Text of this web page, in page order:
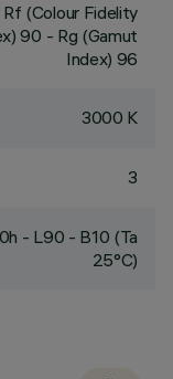
Rf (Colour Fidelity
90 - Rg (Gamut
Index) 96
3000 K
3
- L90 - B10 (Ta
25°C)